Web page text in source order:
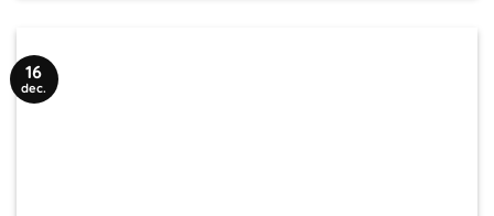
16
dec.